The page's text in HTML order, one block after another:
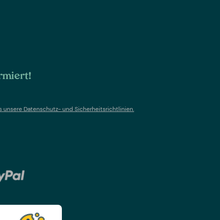
unsere Datenschutz- und Sicherheitsrichtlinien.